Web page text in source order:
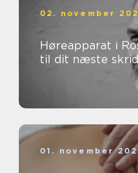
02. november
Høreapparat i
til dit næste
01. november